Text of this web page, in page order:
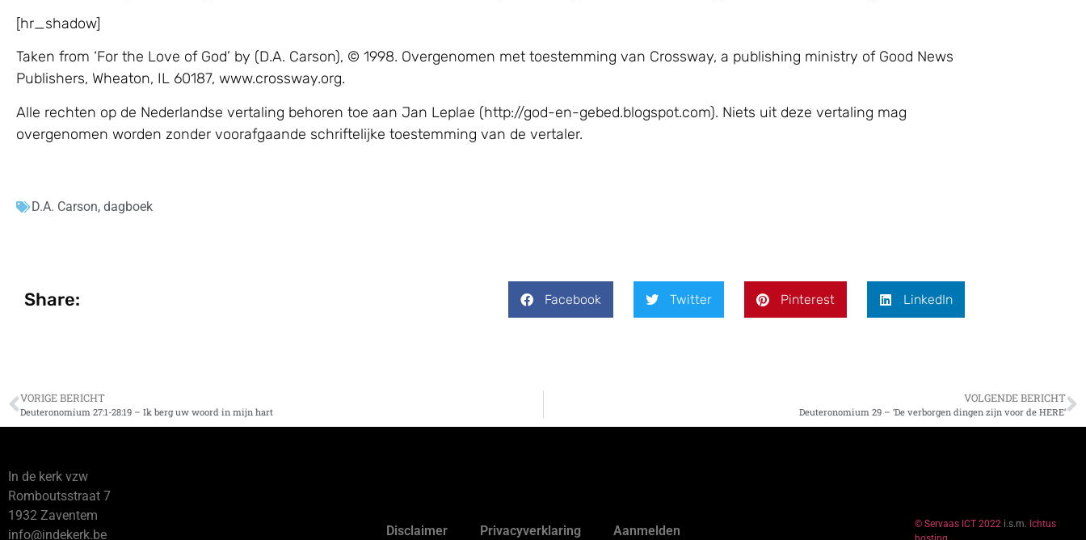
[hr_shadow]
Taken from ‘For the Love of God’ by (D.A. Carson), © 1998. Overgenomen met toestemming van Crossway, a publishing ministry of Good News
Publishers, Wheaton, IL 60187, www.crossway.org.
Alle rechten op de Nederlandse vertaling behoren toe aan Jan Leplae (http://god-en-gebed.blogspot.com). Niets uit deze vertaling mag
overgenomen worden zonder voorafgaande schriftelijke toestemming van de vertaler.
D.A. Carson, dagboek
Share: Facebook Twitter Pinterest LinkedIn
VORIGE BERICHT
Deuteronomium 27:1-28:19 – Ik berg uw woord in mijn hart
VOLGENDE BERICHT
Deuteronomium 29 – ‘De verborgen dingen zijn voor de HERE’
In de kerk vzw
Romboutsstraat 7
1932 Zaventem
info@indekerk.be
Disclaimer Privacyverklaring Aanmelden © Servaas ICT 2022i.s.m. Ichtus